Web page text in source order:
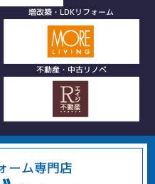
増改築・LDKリフォーム
不動産・中古リノベ
ーム専門店